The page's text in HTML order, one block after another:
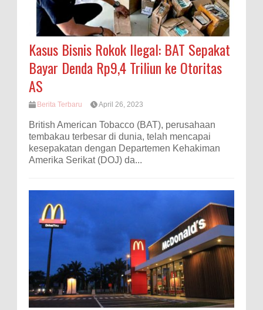
Kasus Bisnis Rokok Ilegal: BAT Sepakat
Bayar Denda Rp9,4 Triliun ke Otoritas
AS
Berita Terbaru April 26, 2023
British American Tobacco (BAT), perusahaan
tembakau terbesar di dunia, telah mencapai
kesepakatan dengan Departemen Kehakiman
Amerika Serikat (DOJ) da...